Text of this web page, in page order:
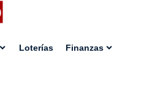
Loterías Finanzas